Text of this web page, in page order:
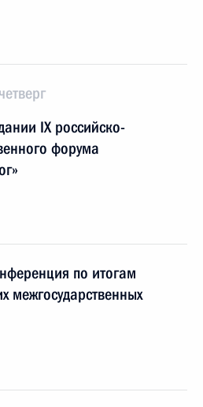
IX российско-
форума
по итогам
межгосударственных